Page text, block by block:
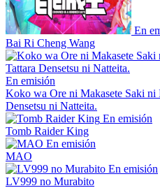
En
Bai Ri Cheng Wang
En emisión
Koko wa Ore ni Makasete Saki ni
Densetsu ni Natteita.
En emisión
Tomb Raider King
En emisión
MAO
En emisión
LV999 no Murabito